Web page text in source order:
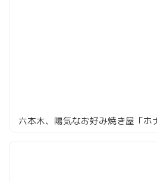
六本木、陽気なお好み焼き屋「ホ